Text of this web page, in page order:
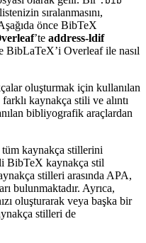
sıralanmasını,
önce BibTeX
’te address-ldif
BibLaTeX’i Overleaf ile nasıl
oluşturmak için kullanılan
kaynakça stili ve alıntı
bibliyografik araçlardan
kaynakça stillerini
BibTeX kaynakça stil
stilleri arasında APA,
bulunmaktadır. Ayrıca,
oluşturarak veya başka bir
stilleri de